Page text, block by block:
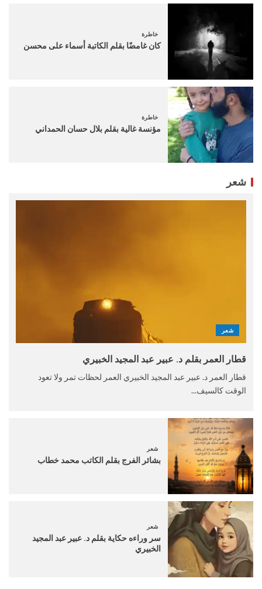
خاطرة
كان غامضًا بقلم الكاتبة أسماء على محسن
خاطرة
مؤنسة غالية بقلم بلال حسان الحمداني
شعر
شعر
قطار العمر بقلم د. عبير عبد المجيد الخبيري
قطار العمر د. عبير عبد المجيد الخبيري العمر لحظات تمر ولا تعود
الوقت كالسيف...
شعر
بشائر الفرج بقلم الكاتب محمد خطاب
شعر
سر وراءه حكاية بقلم د. عبير عبد المجيد
الخبيري